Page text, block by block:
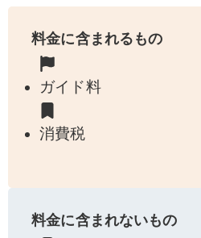
料金に含まれるもの
ガイド料
消費税
料金に含まれないもの